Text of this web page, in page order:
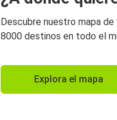
Descubre nuestro mapa de
8000 destinos en todo el
Explora el mapa